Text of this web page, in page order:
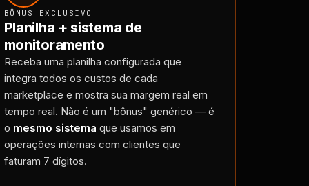
BÔNUS EXCLUSIVO
Planilha + sistema de
monitoramento
Receba uma planilha configurada que
integra todos os custos de cada
marketplace e mostra sua margem real em
tempo real. Não é um "bônus" genérico — é
o mesmo sistema que usamos em
operações internas com clientes que
faturam 7 dígitos.